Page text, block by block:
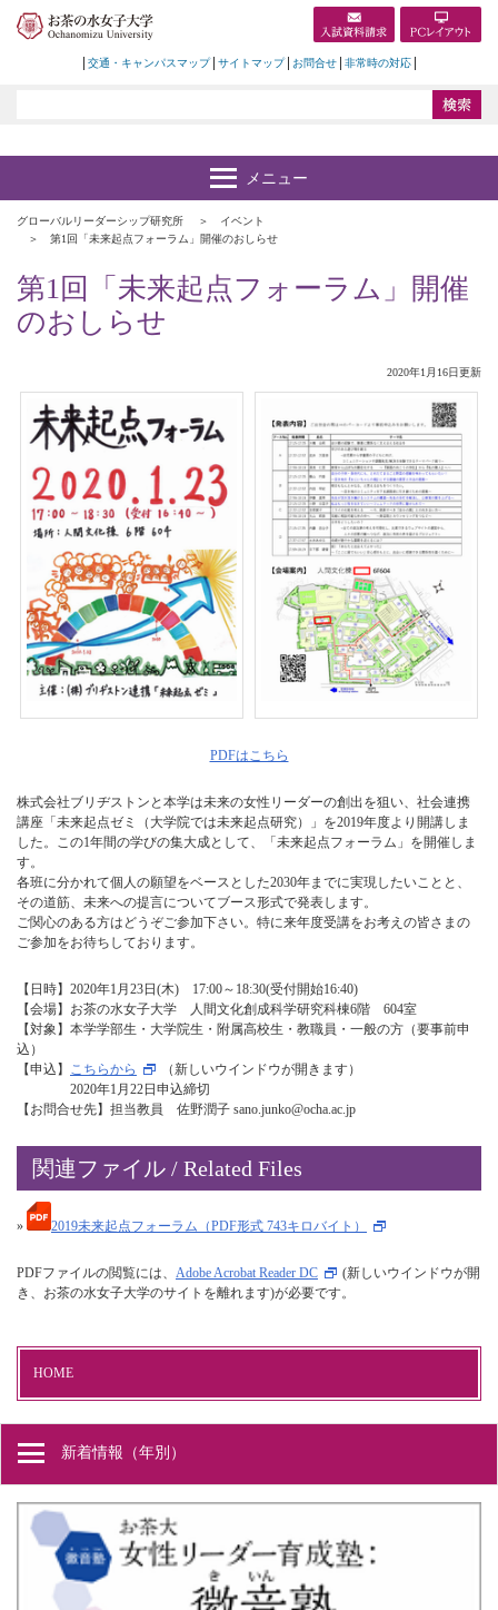
交通・キャンパスマップ サイトマップ お問合せ 非常時の対応
グローバルリーダーシップ研究所
イベント
第1回「未来起点フォーラム」開催のおしらせ
第1回「未来起点フォーラム」開催
のおしらせ
2020年1月16日更新
PDFはこちら
株式会社ブリヂストンと本学は未来の女性リーダーの創出を狙い、社会連携
講座「未来起点ゼミ（大学院では未来起点研究）」を2019年度より開講しま
した。この1年間の学びの集大成として、「未来起点フォーラム」を開催しま
す。
各班に分かれて個人の願望をベースとした2030年までに実現したいことと、
その道筋、未来への提言についてブース形式で発表します。
ご関心のある方はどうぞご参加下さい。特に来年度受講をお考えの皆さまの
ご参加をお待ちしております。
【日時】2020年1月23日(木) 17:00～18:30(受付開始16:40)
【会場】お茶の水女子大学 人間文化創成科学研究科棟6階 604室
【対象】本学学部生・大学院生・附属高校生・教職員・一般の方（要事前申
込）
【申込】 こちらから
（新しいウインドウが開きます）
2020年1月22日申込締切
【お問合せ先】担当教員 佐野潤子 sano.junko@ocha.ac.jp
関連ファイル / Related Files
» 2019未来起点フォーラム（PDF形式 743キロバイト）
PDFファイルの閲覧には、 Adobe Acrobat Reader DC
(新しいウインドウが開
き、お茶の水女子大学のサイトを離れます)が必要です。
HOME
新着情報（年別）